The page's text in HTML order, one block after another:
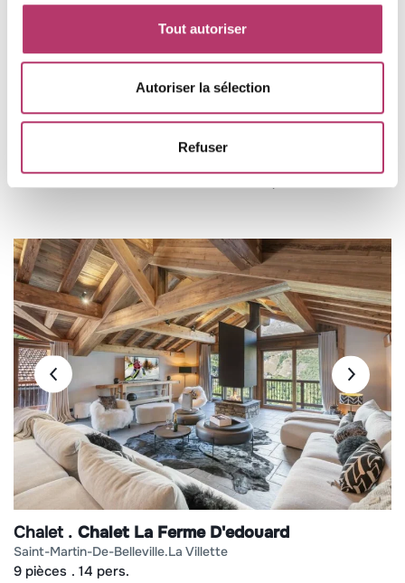
Tout autoriser
Autoriser la sélection
Refuser
Chalet Chalet Imladris
villarencel
13 000€
Chalet Chalet La Ferme D'edouard
saint-martin-de-belleville la villette
9 pièces 14 pers.